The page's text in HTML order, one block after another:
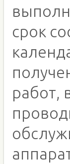
срок
работ,